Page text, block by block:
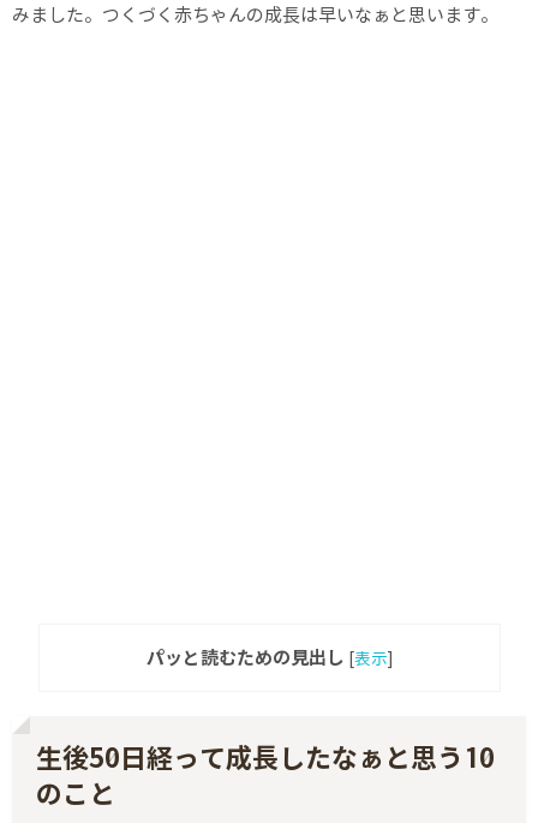
みました。つくづく赤ちゃんの成長は早いなぁと思います。
パッと読むための見出し [表示]
生後50日経って成長したなぁと思う10
のこと